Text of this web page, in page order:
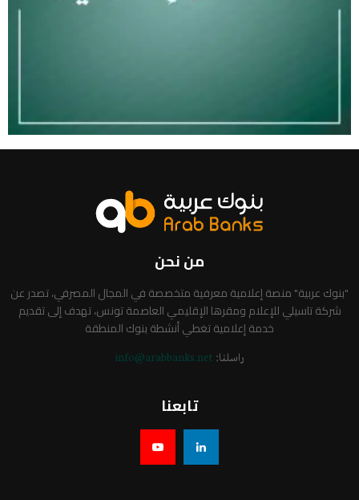
من نحن
"بنوك عربية" منصة إعلامية معرفية متخصصة في المجال المصرفي، تصدر عن
شركة تاسيلي للإعلام ومقرها الإقليمي العاصمة تونس، تهدف إلى تقديم
خدمة إعلامية تغطي أنشطة بنوك المنطقة
راسلنا: info@arabbanks.net
تابعنا